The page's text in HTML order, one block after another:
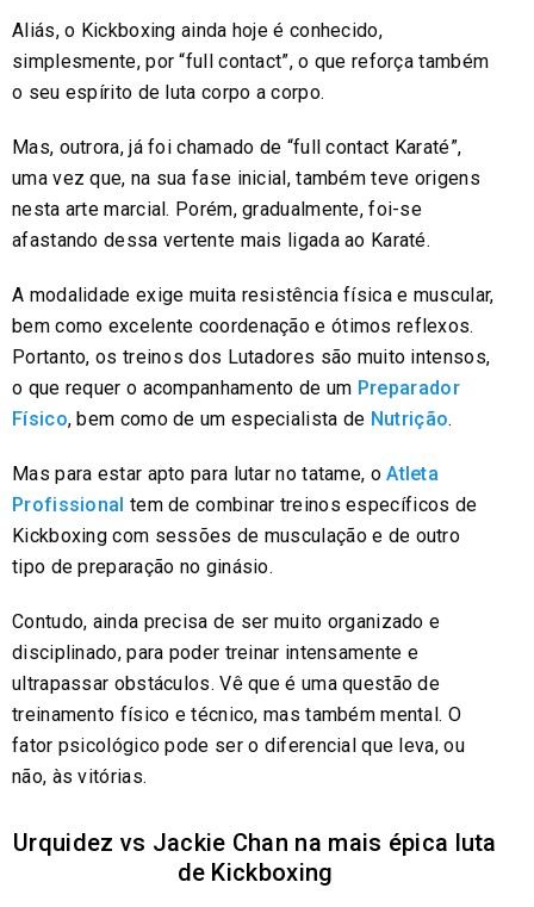
Aliás, o Kickboxing ainda hoje é conhecido,
simplesmente, por “full contact”, o que reforça também
o seu espírito de luta corpo a corpo.
Mas, outrora, já foi chamado de “full contact Karaté”,
uma vez que, na sua fase inicial, também teve origens
nesta arte marcial. Porém, gradualmente, foi-se
afastando dessa vertente mais ligada ao Karaté.
A modalidade exige muita resistência física e muscular,
bem como excelente coordenação e ótimos reflexos.
Portanto, os treinos dos Lutadores são muito intensos,
o que requer o acompanhamento de um Preparador
Físico, bem como de um especialista de Nutrição.
Mas para estar apto para lutar no tatame, oAtleta
Profissional tem de combinar treinos específicos de
Kickboxing com sessões de musculação e de outro
tipo de preparação no ginásio.
Contudo, ainda precisa de ser muito organizado e
disciplinado, para poder treinar intensamente e
ultrapassar obstáculos. Vê que é uma questão de
treinamento físico e técnico, mas também mental. O
fator psicológico pode ser o diferencial que leva, ou
não, às vitórias.
Urquidez vs Jackie Chan na mais épica luta
de Kickboxing